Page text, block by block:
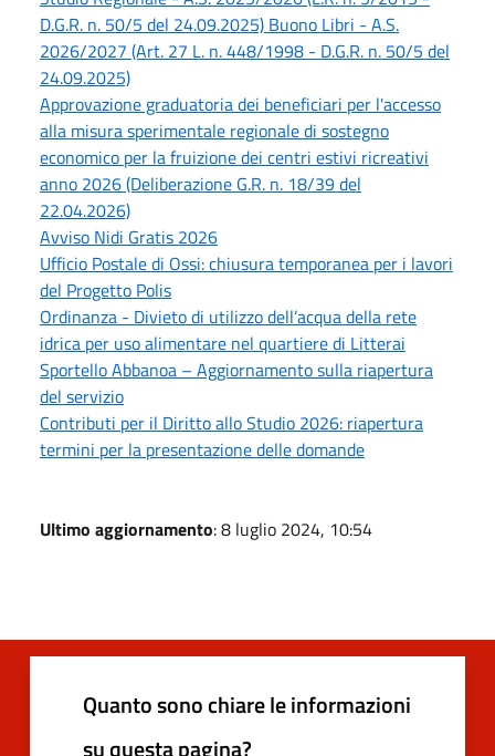
D.G.R. n. 50/5 del 24.09.2025) Buono Libri - A.S.
2026/2027 (Art. 27 L. n. 448/1998 - D.G.R. n. 50/5 del
24.09.2025)
Approvazione graduatoria dei beneficiari per l'accesso
alla misura sperimentale regionale di sostegno
economico per la fruizione dei centri estivi ricreativi
anno 2026 (Deliberazione G.R. n. 18/39 del
22.04.2026)
Avviso Nidi Gratis 2026
Ufficio Postale di Ossi: chiusura temporanea per i lavori
del Progetto Polis
Ordinanza - Divieto di utilizzo dell’acqua della rete
idrica per uso alimentare nel quartiere di Litterai
Sportello Abbanoa – Aggiornamento sulla riapertura
del servizio
Contributi per il Diritto allo Studio 2026: riapertura
termini per la presentazione delle domande
Ultimo aggiornamento: 8 luglio 2024, 10:54
Quanto sono chiare le informazioni
su questa pagina?